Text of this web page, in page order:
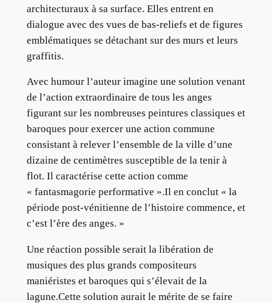
architecturaux à sa surface. Elles entrent en
dialogue avec des vues de bas-reliefs et de figures
emblématiques se détachant sur des murs et leurs
graffitis.
Avec humour l’auteur imagine une solution venant
de l’action extraordinaire de tous les anges
figurant sur les nombreuses peintures classiques et
baroques pour exercer une action commune
consistant à relever l’ensemble de la ville d’une
dizaine de centimètres susceptible de la tenir à
flot. Il caractérise cette action comme
« fantasmagorie performative ».Il en conclut « la
période post-vénitienne de l’histoire commence, et
c’est l’ère des anges. »
Une réaction possible serait la libération de
musiques des plus grands compositeurs
maniéristes et baroques qui s’élevait de la
lagune.Cette solution aurait le mérite de se faire